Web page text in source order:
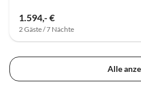
1.594,- €
2 Gäste / 7 Nächte
Alle